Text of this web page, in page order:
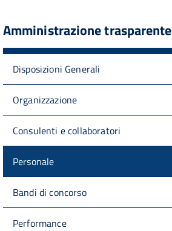
Amministrazione trasparente
Disposizioni Generali
Organizzazione
Consulenti e collaboratori
Personale
Bandi di concorso
Performance